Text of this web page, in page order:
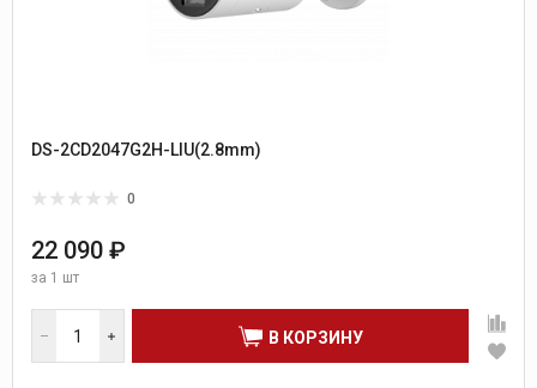
DS-2CD2047G2H-LIU(2.8mm)
0
22 090 ₽
за 1 шт
В КОРЗИНУ